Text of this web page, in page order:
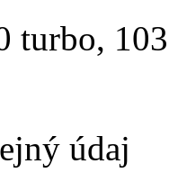
turbo,
údaj